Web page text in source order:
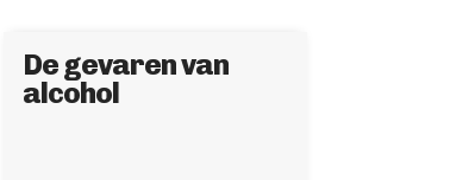
De gevaren van
alcohol